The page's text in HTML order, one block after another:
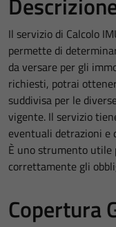
Il servizio di Calcolo
permette di
da versare per gli
richiesti, potrai
suddivisa per le
vigente. Il servizio
eventuali detrazioni e
È uno strumento
correttamente gli
Copertura